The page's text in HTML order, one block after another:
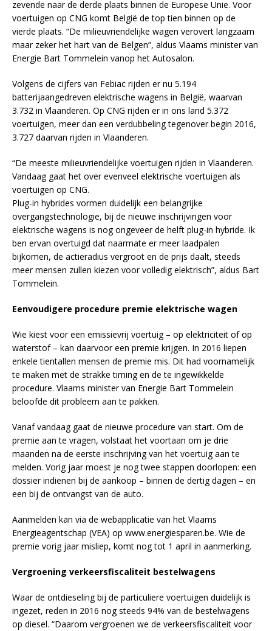
zevende naar de derde plaats binnen de Europese Unie. Voor
voertuigen op CNG komt België de top tien binnen op de
vierde plaats. “De milieuvriendelijke wagen verovert langzaam
maar zeker het hart van de Belgen”, aldus Vlaams minister van
Energie Bart Tommelein vanop het Autosalon.
Volgens de cijfers van Febiac rijden er nu 5.194
batterijaangedreven elektrische wagens in België, waarvan
3.732 in Vlaanderen. Op CNG rijden er in ons land 5.372
voertuigen, meer dan een verdubbeling tegenover begin 2016,
3.727 daarvan rijden in Vlaanderen.
“De meeste milieuvriendelijke voertuigen rijden in Vlaanderen.
Vandaag gaat het over evenveel elektrische voertuigen als
voertuigen op CNG.
Plug-in hybrides vormen duidelijk een belangrijke
overgangstechnologie, bij de nieuwe inschrijvingen voor
elektrische wagens is nog ongeveer de helft plug-in hybride. Ik
ben ervan overtuigd dat naarmate er meer laadpalen
bijkomen, de actieradius vergroot en de prijs daalt, steeds
meer mensen zullen kiezen voor volledig elektrisch”, aldus Bart
Tommelein.
Eenvoudigere procedure premie elektrische wagen
Wie kiest voor een emissievrij voertuig – op elektriciteit of op
waterstof – kan daarvoor een premie krijgen. In 2016 liepen
enkele tientallen mensen de premie mis. Dit had voornamelijk
te maken met de strakke timing en de te ingewikkelde
procedure. Vlaams minister van Energie Bart Tommelein
beloofde dit probleem aan te pakken.
Vanaf vandaag gaat de nieuwe procedure van start. Om de
premie aan te vragen, volstaat het voortaan om je drie
maanden na de eerste inschrijving van het voertuig aan te
melden. Vorig jaar moest je nog twee stappen doorlopen: een
dossier indienen bij de aankoop – binnen de dertig dagen – en
een bij de ontvangst van de auto.
Aanmelden kan via de webapplicatie van het Vlaams
Energieagentschap (VEA) op www.energiesparen.be. Wie de
premie vorig jaar misliep, komt nog tot 1 april in aanmerking.
Vergroening verkeersfiscaliteit bestelwagens
Waar de ontdieseling bij de particuliere voertuigen duidelijk is
ingezet, reden in 2016 nog steeds 94% van de bestelwagens
op diesel. “Daarom vergroenen we de verkeersfiscaliteit voor